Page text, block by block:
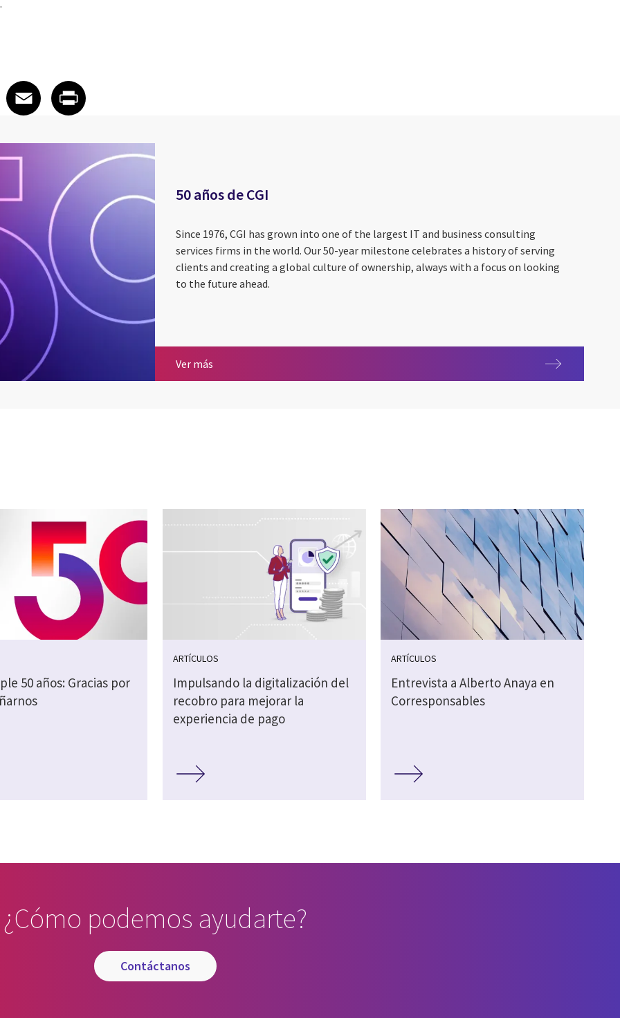
LinkedIn
on X
article on Facebook
Facebook
Share article on Email
Email
Share article on Print
50 años de CGI
Since 1976, CGI has grown into one of the largest IT and business consulting
services firms in the world. Our 50-year milestone celebrates a history of serving
clients and creating a global culture of ownership, always with a focus on looking
to the future ahead.
Ver más
50 años: Gracias por
ARTÍCULOS
Impulsando la digitalización del
recobro para mejorar la
experiencia de pago
ARTÍCULOS
Entrevista a Alberto Anaya en
Corresponsables
¿Cómo podemos ayudarte?
contáctanos